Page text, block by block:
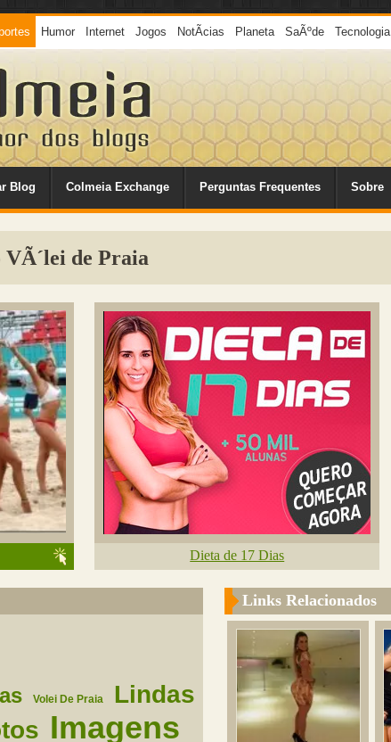
Humor Internet Jogos NotÃ­cias Planeta SaÃºde Tecnologia
Blog Colmeia Exchange Perguntas Frequentes Sobre
VÃ´lei de Praia
Dieta de 17 Dias
Volei De Praia Lindas
Imagens
Links Relacionados